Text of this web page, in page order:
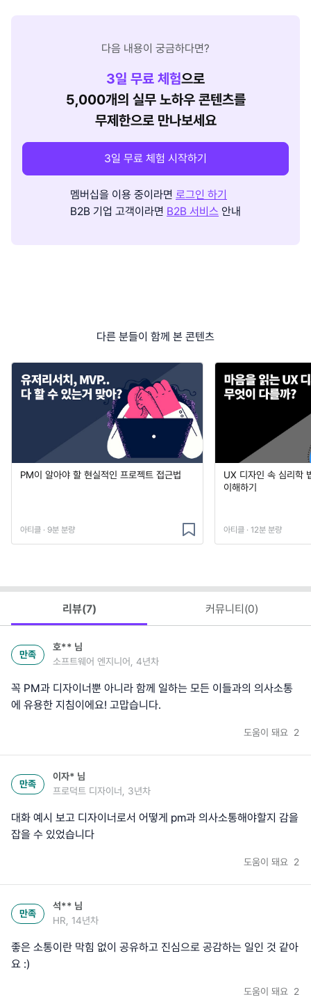
다음 내용이 궁금하다면?
3일 무료 체험으로
5,000개의 실무 노하우 콘텐츠를
무제한으로 만나보세요
3일 무료 체험 시작하기
멤버십을 이용 중이라면 로그인 하기
B2B 기업 고객이라면 B2B 서비스 안내
다른 분들이 함께 본 콘텐츠
PM이 알아야 할 현실적인 프로젝트 접근법
아티클 · 9분 분량
UX 디자인 속 심리학
이해하기
아티클 · 12분 분량
리뷰(7) 커뮤니티(0)
만족
호** 님
소프트웨어 엔지니어, 4년차
꼭 PM과 디자이너뿐 아니라 함께 일하는 모든 이들과의 의사소통
에 유용한 지침이에요! 고맙습니다.
도움이 돼요 2
만족
이자* 님
프로덕트 디자이너, 3년차
대화 예시 보고 디자이너로서 어떻게 pm과 의사소통해야할지 감을
잡을 수 있었습니다
도움이 돼요 2
만족
석** 님
HR, 14년차
좋은 소통이란 막힘 없이 공유하고 진심으로 공감하는 일인 것 같아
요 :)
도움이 돼요 2